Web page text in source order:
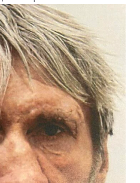
στον αριθμό
τον πλησιέστερο
Γραμμή του Πολίτη στον